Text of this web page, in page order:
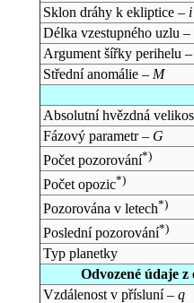
Sklon dráhy k ekliptice – i
Délka vzestupného uzlu –
Argument šířky perihelu
Střední anomálie – M
Absolutní hvězdná
Fázový parametr – G
Počet pozorování*)
Počet opozic*)
Pozorována v letech*)
Poslední pozorování*)
Typ planetky
Odvozené údaje
Vzdálenost v přísluní – q